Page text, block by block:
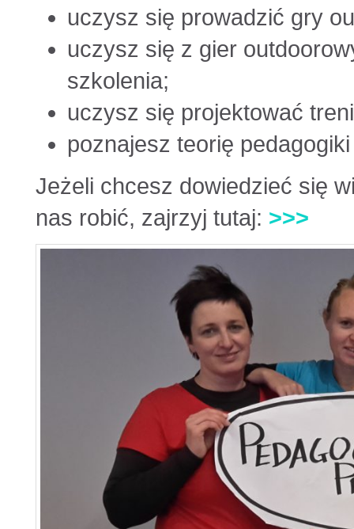
uczysz się prowadzić gry
uczysz się z gier
szkolenia;
uczysz się projektować
poznajesz teorię
Jeżeli chcesz dowiedzieć się
nas robić, zajrzyj tutaj: >>>